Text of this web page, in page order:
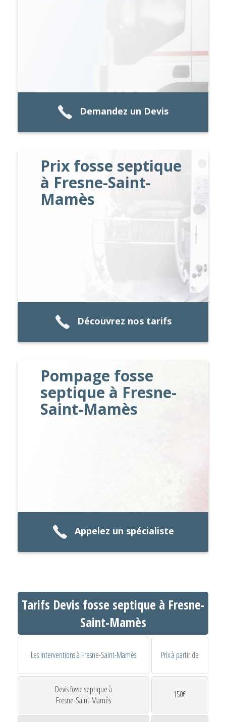
Demandez un Devis
Prix fosse septique
à Fresne-Saint-
Mamès
Découvrez nos tarifs
Pompage fosse
septique à Fresne-
Saint-Mamès
Appelez un spécialiste
Tarifs Devis fosse septique à Fresne-
Saint-Mamès
Les interventions à Fresne-Saint-Mamès Prix à partir de
Devis fosse septique à
Fresne-Saint-Mamès
150€